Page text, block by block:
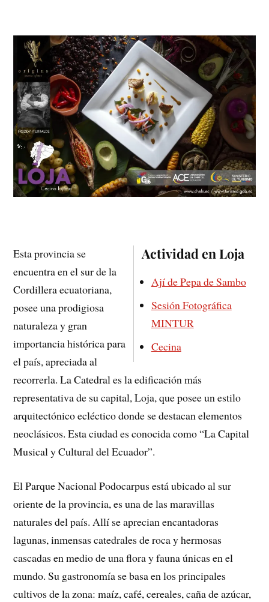
Actividad en Loja
Ají de Pepa de Sambo
Sesión Fotográfica
MINTUR
Cecina
Esta provincia se
encuentra en el sur de la
Cordillera ecuatoriana,
posee una prodigiosa
naturaleza y gran
importancia histórica para
el país, apreciada al
recorrerla. La Catedral es la edificación más
representativa de su capital, Loja, que posee un estilo
arquitectónico ecléctico donde se destacan elementos
neoclásicos. Esta ciudad es conocida como “La Capital
Musical y Cultural del Ecuador”.
El Parque Nacional Podocarpus está ubicado al sur
oriente de la provincia, es una de las maravillas
naturales del país. Allí se aprecian encantadoras
lagunas, inmensas catedrales de roca y hermosas
cascadas en medio de una flora y fauna únicas en el
mundo. Su gastronomía se basa en los principales
cultivos de la zona: maíz, café, cereales, caña de azúcar,